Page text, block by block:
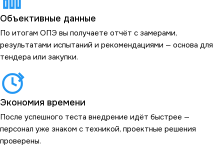
Объективные данные
По итогам ОПЭ вы получаете отчёт с замерами,
результатами испытаний и рекомендациями — основа для
тендера или закупки.
Экономия времени
После успешного теста внедрение идёт быстрее —
персонал уже знаком с техникой, проектные решения
проверены.